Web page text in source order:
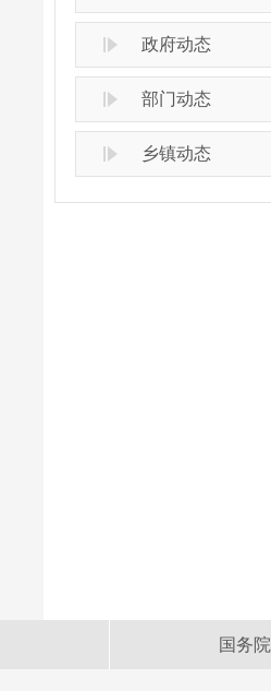
政府动态
部门动态
乡镇动态
国务院